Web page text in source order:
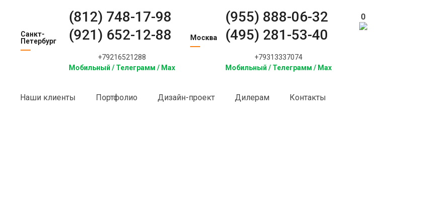
Санкт-
Петербург
(812) 748-17-98
(921) 652-12-88
+79216521288
Мобильный / Телеграмм / Max
Москва
(955) 888-06-32
(495) 281-53-40
+79313337074
Мобильный / Телеграмм / Max
0
Наши клиенты Портфолио Дизайн-проект Дилерам Контакты